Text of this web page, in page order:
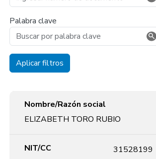
Palabra clave
Aplicar filtros
Nombre/Razón social
ELIZABETH TORO RUBIO
NIT/CC 31528199